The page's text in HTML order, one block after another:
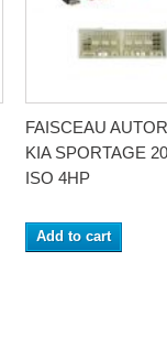
FAISCEAU
KIA SPORTAGE
ISO 4HP
Add to cart